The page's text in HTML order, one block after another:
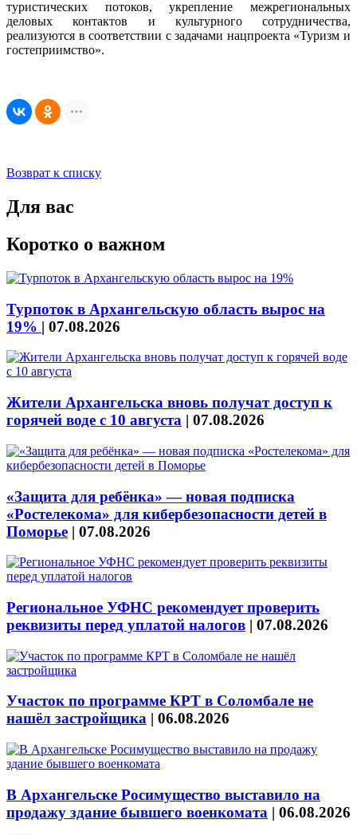
туристических потоков, укрепление межрегиональных
деловых контактов и культурного сотрудничества,
реализуются в соответствии с задачами нацпроекта «Туризм и
гостеприимство».
Возврат к списку
Для вас
Коротко о важном
Турпоток в Архангельскую область вырос на
19% | 07.08.2026
Жители Архангельска вновь получат доступ к
горячей воде с 10 августа | 07.08.2026
«Защита для ребёнка» — новая подписка
«Ростелекома» для кибербезопасности детей в
Поморье | 07.08.2026
Региональное УФНС рекомендует проверить
реквизиты перед уплатой налогов | 07.08.2026
Участок по программе КРТ в Соломбале не
нашёл застройщика | 06.08.2026
В Архангельске Росимущество выставило на
продажу здание бывшего военкомата | 06.08.2026